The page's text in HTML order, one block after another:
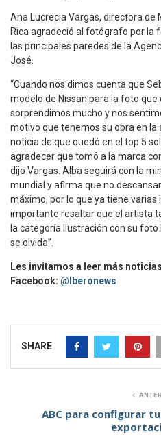
Ana Lucrecia Vargas, directora de
Rica agradeció al fotógrafo por la
las principales paredes de la
José.
“Cuando nos dimos cuenta que
modelo de Nissan para la foto que
sorprendimos mucho y nos
motivo que tenemos su obra en la
noticia de que quedó en el top 5
agradecer que tomó a la marca
dijo Vargas. Alba seguirá con la
mundial y afirma que no
máximo, por lo que ya tiene varias
importante resaltar que el artista
la categoría Ilustración con su
se olvida”.
Les invitamos a leer más
Facebook: @Iberonews
SHARE
ABC para configurar